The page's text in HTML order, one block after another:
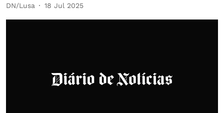
DN/Lusa 18 Jul 2025